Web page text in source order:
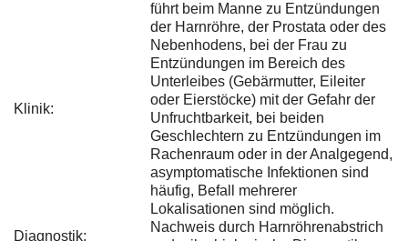
Klinik:
führt beim Manne zu Entzündungen
der Harnröhre, der Prostata oder des
Nebenhodens, bei der Frau zu
Entzündungen im Bereich des
Unterleibes (Gebärmutter, Eileiter
oder Eierstöcke) mit der Gefahr der
Unfruchtbarkeit, bei beiden
Geschlechtern zu Entzündungen im
Rachenraum oder in der Analgegend,
asymptomatische Infektionen sind
häufig, Befall mehrerer
Lokalisationen sind möglich.
Diagnostik:
Nachweis durch Harnröhrenabstrich